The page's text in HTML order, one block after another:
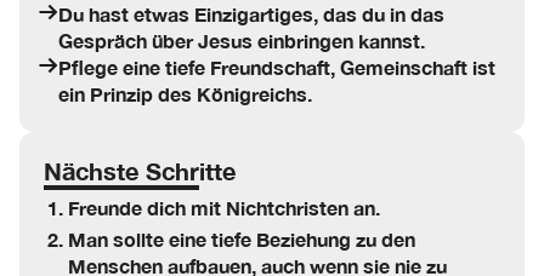
Du hast etwas Einzigartiges, das du in das
Gespräch über Jesus einbringen kannst.
Pflege eine tiefe Freundschaft, Gemeinschaft ist
ein Prinzip des Königreichs.
Nächste Schritte
Freunde dich mit Nichtchristen an.
Man sollte eine tiefe Beziehung zu den
Menschen aufbauen, auch wenn sie nie zu